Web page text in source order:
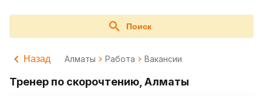
Поиск
Назад Алматы Работа Вакансии
Тренер по скорочтению, Алматы